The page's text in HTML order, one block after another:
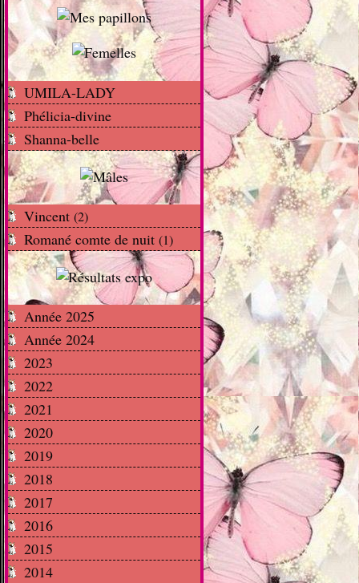
UMILA-LADY
Phélicia-divine
Shanna-belle
Vincent (2)
Romané comte de nuit (1)
Année 2025
Année 2024
2023
2022
2021
2020
2019
2018
2017
2016
2015
2014